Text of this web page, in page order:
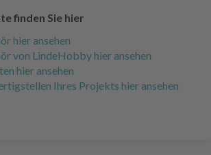
finden Sie hier
hier ansehen
von LindeHobby hier ansehen
hier ansehen
Ihres Projekts hier ansehen